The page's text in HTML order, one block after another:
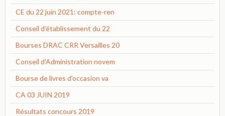
CE du 22 juin 2021: compte-ren
Conseil d'établissement du 22
Bourses DRAC CRR Versailles 20
Conseil d'Administration novem
Bourse de livres d'occasion va
CA 03 JUIN 2019
Résultats concours 2019